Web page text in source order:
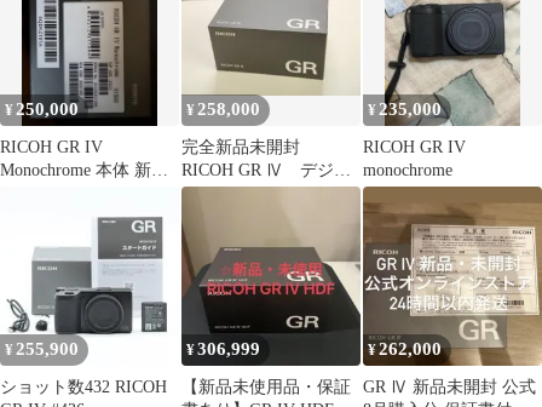
¥250,000
RICOH GR IV
Monochrome 本体 新品
¥258,000
完全新品未開封
RICOH GR Ⅳ デジタ
ルカメラ4549212311291
¥235,000
RICOH GR IV
monochrome
¥ 255,900
ショット数432 RICOH
¥306,999
【新品未使用品・保証
¥262,000
GR Ⅳ 新品未開封 公式